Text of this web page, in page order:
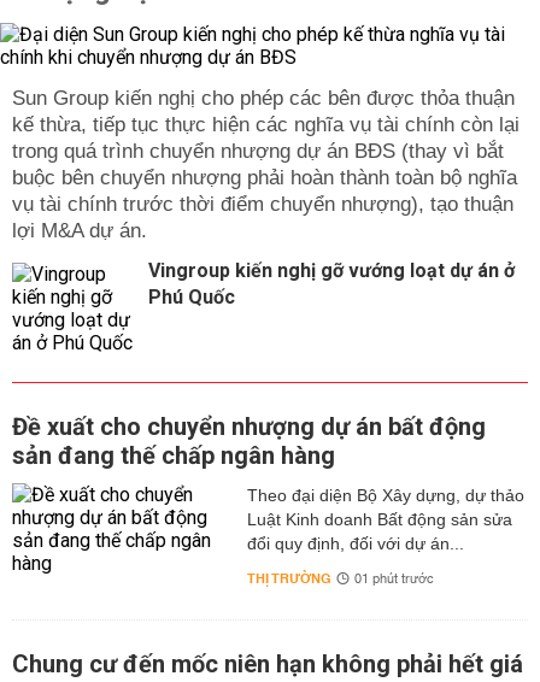
Sun Group kiến nghị cho phép các bên được thỏa thuận
kế thừa, tiếp tục thực hiện các nghĩa vụ tài chính còn lại
trong quá trình chuyển nhượng dự án BĐS (thay vì bắt
buộc bên chuyển nhượng phải hoàn thành toàn bộ nghĩa
vụ tài chính trước thời điểm chuyển nhượng), tạo thuận
lợi M&A dự án.
Vingroup kiến nghị gỡ vướng loạt dự án ở
Phú Quốc
Đề xuất cho chuyển nhượng dự án bất động
sản đang thế chấp ngân hàng
Theo đại diện Bộ Xây dựng, dự thảo
Luật Kinh doanh Bất động sản sửa
đổi quy định, đối với dự án...
THỊ TRƯỜNG 01 phút trước
Chung cư đến mốc niên hạn không phải hết giá